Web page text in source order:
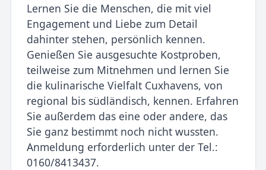
Lernen Sie die Menschen, die mit viel
Engagement und Liebe zum Detail
dahinter stehen, persönlich kennen.
Genießen Sie ausgesuchte Kostproben,
teilweise zum Mitnehmen und lernen Sie
die kulinarische Vielfalt Cuxhavens, von
regional bis südländisch, kennen. Erfahren
Sie außerdem das eine oder andere, das
Sie ganz bestimmt noch nicht wussten.
Anmeldung erforderlich unter der Tel.:
0160/8413437.